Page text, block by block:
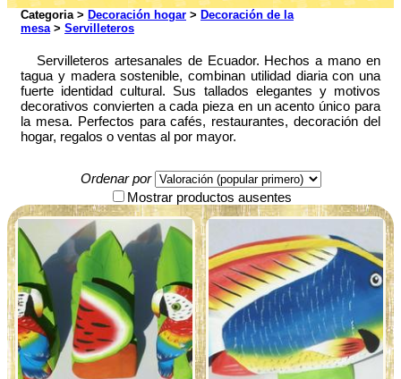
Categoria > Decoración hogar > Decoración de la
mesa> Servilleteros
Servilleteros artesanales de Ecuador. Hechos a mano en
tagua y madera sostenible, combinan utilidad diaria con una
fuerte identidad cultural. Sus tallados elegantes y motivos
decorativos convierten a cada pieza en un acento único para
la mesa. Perfectos para cafés, restaurantes, decoración del
hogar, regalos o ventas al por mayor.
Ordenar por
Mostrar productos ausentes